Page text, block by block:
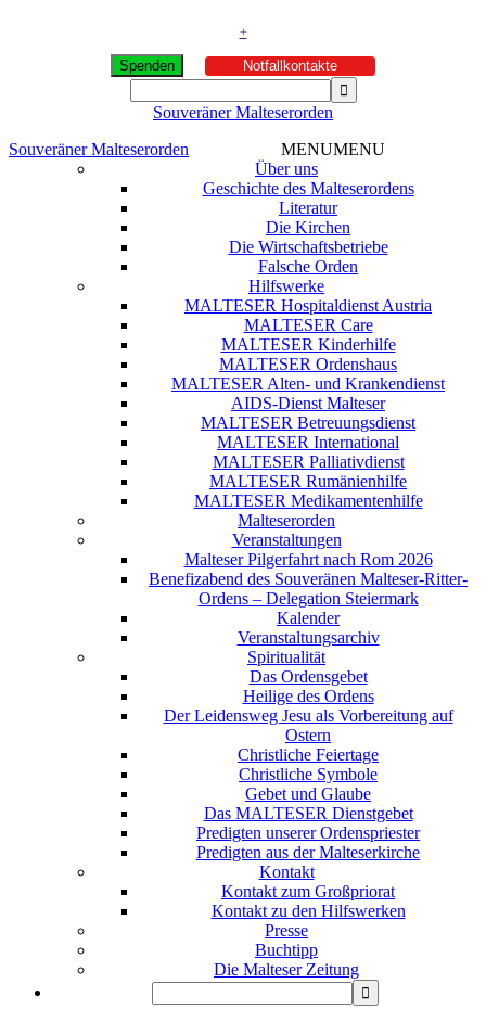
+
Spenden Notfallkontakte
Souveräner Malteserorden
Souveräner Malteserorden
MENUMENU
Über uns
Geschichte des Malteserordens
Literatur
Die Kirchen
Die Wirtschaftsbetriebe
Falsche Orden
Hilfswerke
MALTESER Hospitaldienst Austria
MALTESER Care
MALTESER Kinderhilfe
MALTESER Ordenshaus
MALTESER Alten- und Krankendienst
AIDS-Dienst Malteser
MALTESER Betreuungsdienst
MALTESER International
MALTESER Palliativdienst
MALTESER Rumänienhilfe
MALTESER Medikamentenhilfe
Malteserorden
Veranstaltungen
Malteser Pilgerfahrt nach Rom 2026
Benefizabend des Souveränen Malteser-Ritter-
Ordens – Delegation Steiermark
Kalender
Veranstaltungsarchiv
Spiritualität
Das Ordensgebet
Heilige des Ordens
Der Leidensweg Jesu als Vorbereitung auf
Ostern
Christliche Feiertage
Christliche Symbole
Gebet und Glaube
Das MALTESER Dienstgebet
Predigten unserer Ordenspriester
Predigten aus der Malteserkirche
Kontakt
Kontakt zum Großpriorat
Kontakt zu den Hilfswerken
Presse
Buchtipp
Die Malteser Zeitung